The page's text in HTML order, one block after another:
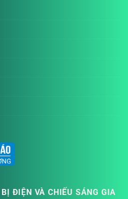
ĐIỆN VÀ CHIẾU SÁNG GIA